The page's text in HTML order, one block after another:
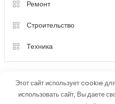
Ремонт
Строительство
Техника
Этот сайт использует cookie
использовать сайт, Вы даете